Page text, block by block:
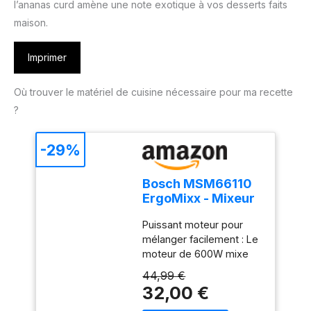
l’ananas curd amène une note exotique à vos desserts faits
maison.
Imprimer
Où trouver le matériel de cuisine nécessaire pour ma recette
?
Bosch MSM66110
ErgoMixx - Mixeur
vitesses
Puissant moteur pour
mélanger facilement : Le
moteur de 600W mixe
ingrédients les plus durs
; préparez de
44,99 €
32,00 €
-29%